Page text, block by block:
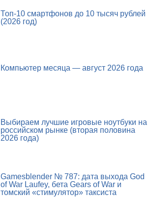
Топ-10 смартфонов до 10 тысяч рублей
(2026 год)
Компьютер месяца — август 2026 года
Выбираем лучшие игровые ноутбуки на
российском рынке (вторая половина
2026 года)
Gamesblender № 787: дата выхода God
of War Laufey, бета Gears of War и
томский «стимулятор» таксиста